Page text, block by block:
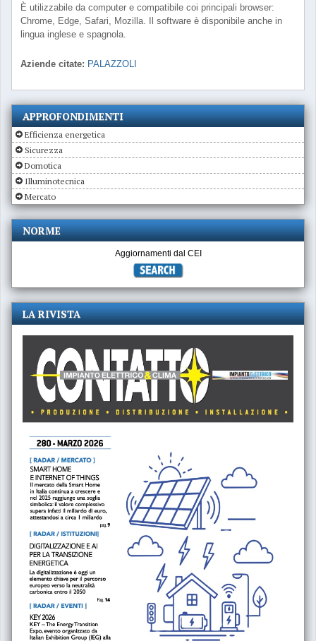
È utilizzabile da computer e compatibile coi principali browser:
Chrome, Edge, Safari, Mozilla. Il software è disponibile anche in
lingua inglese e spagnola.
Aziende citate: PALAZZOLI
APPROFONDIMENTI
Efficienza energetica
Sicurezza
Domotica
Illuminotecnica
Mercato
NORME
Aggiornamenti dal CEI
LA RIVISTA